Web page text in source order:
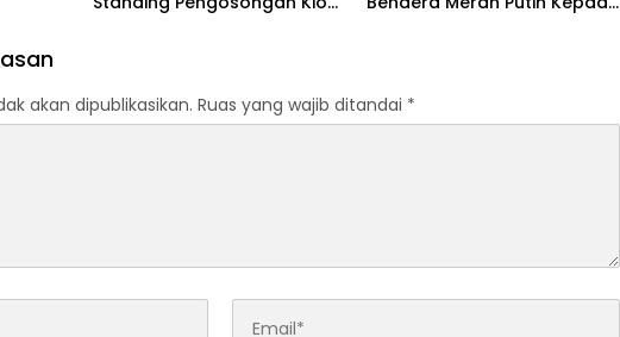
akan dipublikasikan. Ruas yang wajib ditandai *